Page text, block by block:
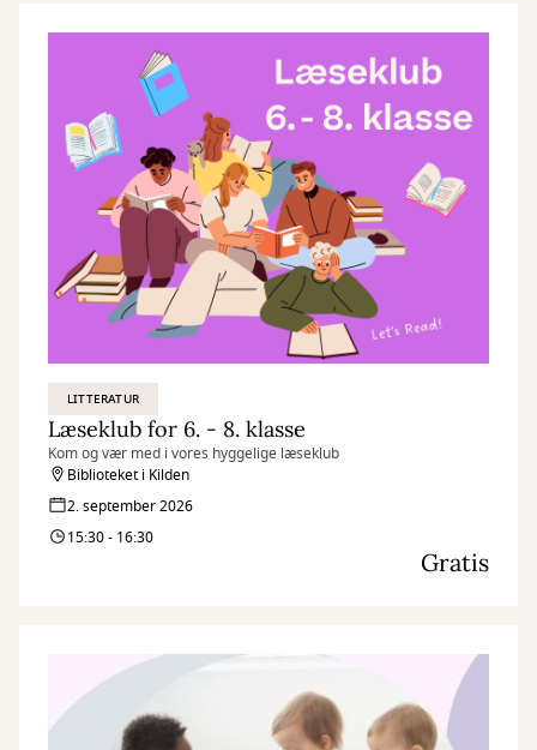
LITTERATUR
Læseklub for 6. - 8. klasse
Kom og vær med i vores hyggelige læseklub
Biblioteket i Kilden
2. september 2026
15:30 - 16:30
Gratis